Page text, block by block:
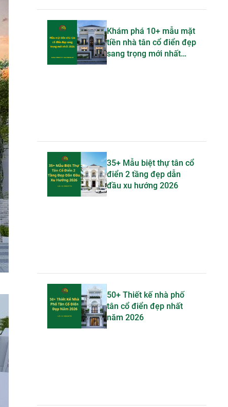
Khám phá 10+ mẫu mặt
tiền nhà tân cổ điển đẹp
sang trọng mới nhất
35+ Mẫu biệt thự tân cổ
điển 2 tầng đẹp dẫn
đầu xu hướng 2026
50+ Thiết kế nhà phố
tân cổ điển đẹp nhất
năm 2026